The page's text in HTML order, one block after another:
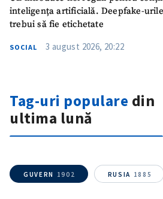
inteligența artificială. Deepfake-
trebui să fie etichetate
SOCIAL 3 august 2026, 20:22
Tag-uri populare din
ultima lună
GUVERN 1902 RUSIA 1885